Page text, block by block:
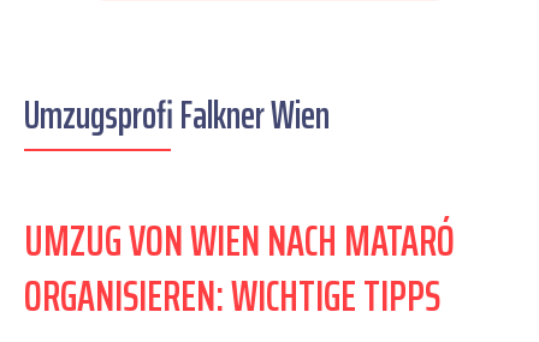
Umzugsprofi Falkner Wien
UMZUG VON WIEN NACH MATARÓ
ORGANISIEREN: WICHTIGE TIPPS